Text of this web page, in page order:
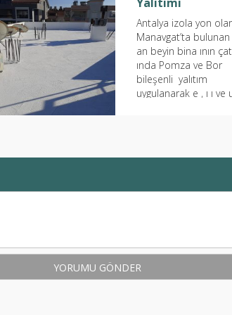
Antalya izola yon
Manavgat’ta
an beyin bina ının
ında Pomza ve Bor
bileşenli yalıtım
uygulanarak e , ı ı ve